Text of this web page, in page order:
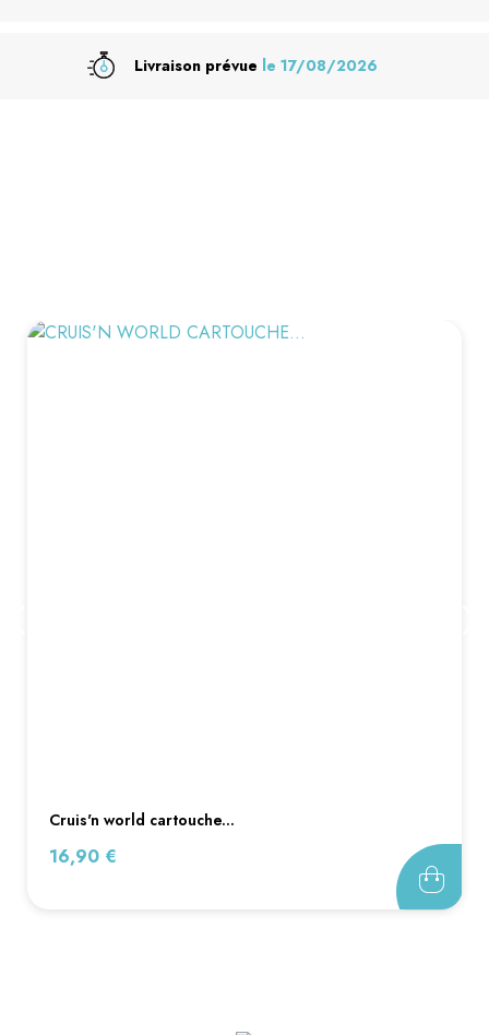
Livraison prévue le 17/08/2026
cruis'n world cartouche...
Prix
16,90 €